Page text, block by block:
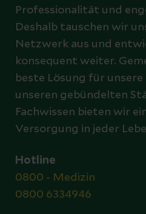
Professionalität und
Deshalb tauschen wir
Netzwerk aus und
konsequent weiter.
beste Lösung für
unseren gebündelten
Fachwissen bieten wir
Versorgung in jeder
Hotline
0800 - Medizin
0800 6334946